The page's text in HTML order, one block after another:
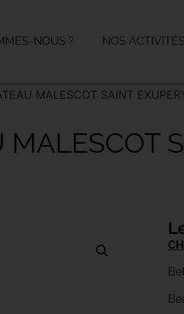
NOUS ? NOS ACTIVITÉS
MALESCOT SAINT
MALESCOT